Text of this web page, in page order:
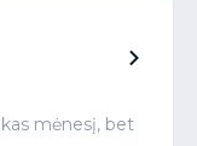
mėnesį, bet